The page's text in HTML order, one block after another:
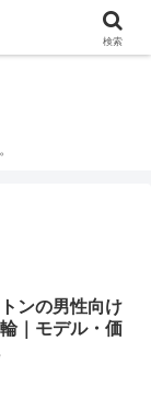
ンの男性向け
｜モデル・価
検索